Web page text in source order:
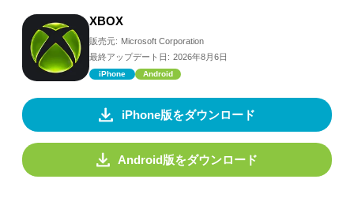
XBOX
販売元: Microsoft Corporation
最終アップデート日: 2026年8月6日
iPhone Android
iPhone版をダウンロード
Android版をダウンロード